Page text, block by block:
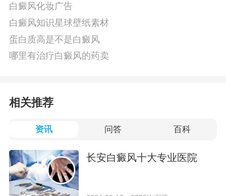
白癜风化妆广告
白癜风知识星球壁纸素材
蛋白质高是不是白癜风
哪里有治疗白癜风的药卖
相关推荐
资讯 问答 百科
长安白癜风十大专业医院